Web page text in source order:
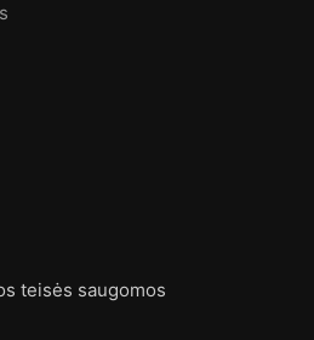
teisės saugomos